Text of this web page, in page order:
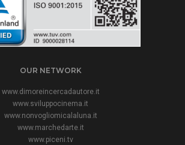
OUR NETWORK
www.dimoreincercadautore.it
www.sviluppocinema.it
www.nonvogliomicalaluna.it
www.marchedarte.it
www.piceni.tv